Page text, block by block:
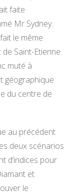
faite
Mr Sydney.
le même
Saint-Etienne.
muté à
géographique
du centre de
au précédent
deux scénarios
d’indices pour
et
le